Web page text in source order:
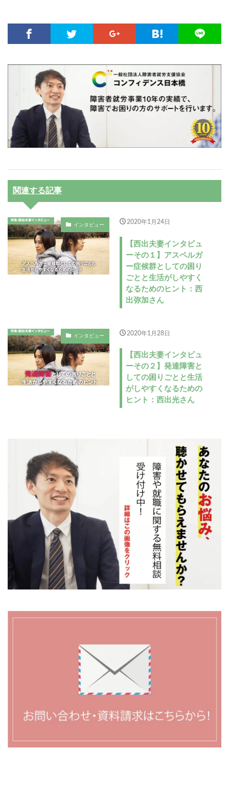
関連する記事
インタビュー 2020年1月24日
【西出夫妻インタビュ
ーその１】アスペルガ
ー症候群としての困り
ごとと生活がしやすく
なるためのヒント：西
出弥加さん
インタビュー 2020年1月28日
【西出夫妻インタビュ
ーその２】発達障害と
しての困りごとと生活
がしやすくなるための
ヒント：西出光さん